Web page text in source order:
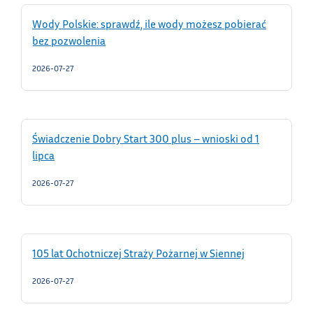
Wody Polskie: sprawdź, ile wody możesz pobierać
bez pozwolenia
2026-07-27
Świadczenie Dobry Start 300 plus – wnioski od 1
lipca
2026-07-27
105 lat Ochotniczej Straży Pożarnej w Siennej
2026-07-27